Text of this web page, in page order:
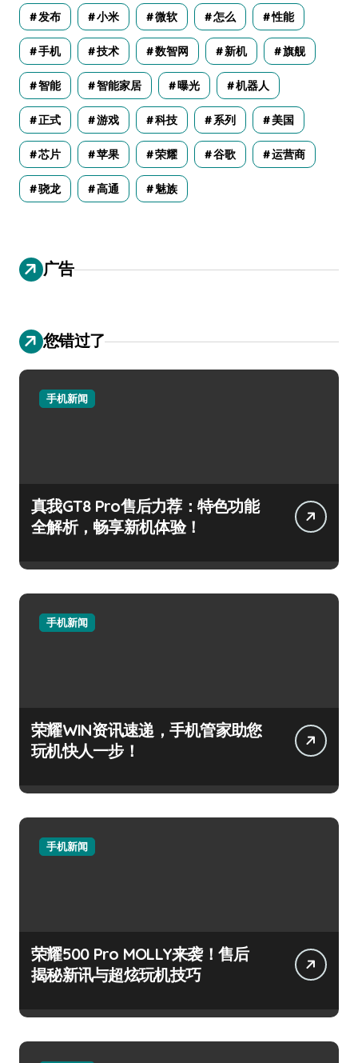
发布 小米 微软 怎么 性能
手机 技术 数智网 新机 旗舰
智能 智能家居 曝光 机器人
正式 游戏 科技 系列 美国
芯片 苹果 荣耀 谷歌 运营商
骁龙 高通 魅族
广告
您错过了
手机新闻
真我GT8 Pro售后力荐：特色功能
全解析，畅享新机体验！
手机新闻
荣耀WIN资讯速递，手机管家助您
玩机快人一步！
手机新闻
荣耀500 Pro MOLLY来袭！售后
揭秘新讯与超炫玩机技巧